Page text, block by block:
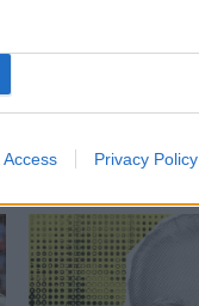
Access Privacy Policy